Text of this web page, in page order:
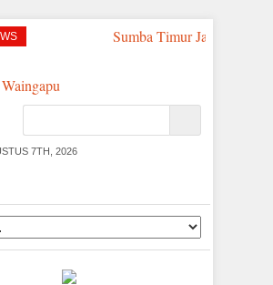
Sumba Timur Jadi Titik
7TH, 2026